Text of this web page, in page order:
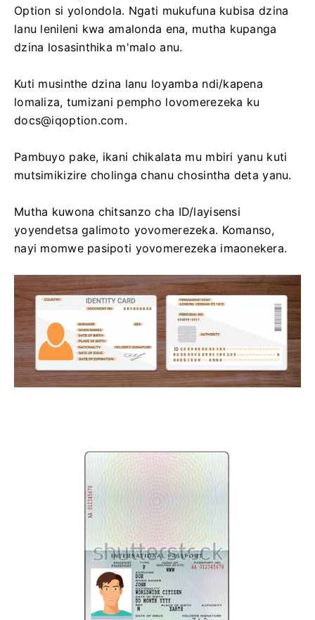
Option si yolondola. Ngati mukufuna kubisa dzina
lanu lenileni kwa amalonda ena, mutha kupanga
dzina losasinthika m'malo anu.
Kuti musinthe dzina lanu loyamba ndi/kapena
lomaliza, tumizani pempho lovomerezeka ku
docs@iqoption.com.
Pambuyo pake, ikani chikalata mu mbiri yanu kuti
mutsimikizire cholinga chanu chosintha deta yanu.
Mutha kuwona chitsanzo cha ID/layisensi
yoyendetsa galimoto yovomerezeka. Komanso,
nayi momwe pasipoti yovomerezeka imaonekera.